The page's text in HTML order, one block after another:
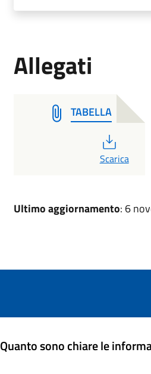
Allegati
TABELLA
PDF
Scarica
Ultimo aggiornamento: 6
Quanto sono chiare le